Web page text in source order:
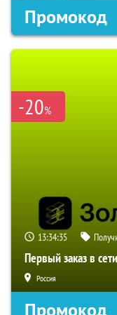
Промокод
-20%
13:34:34
Первый заказ в
Россия
Промокод